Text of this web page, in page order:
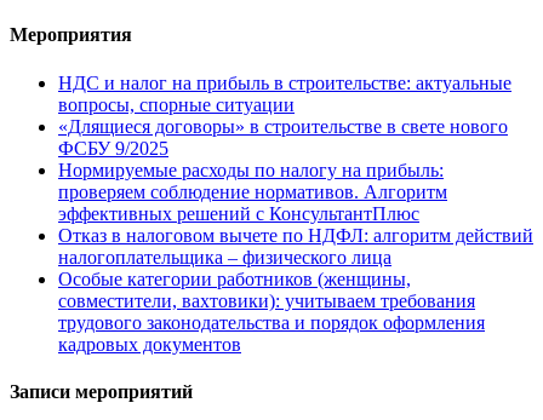
Мероприятия
НДС и налог на прибыль в строительстве: актуальные
вопросы, спорные ситуации
«Длящиеся договоры» в строительстве в свете нового
ФСБУ 9/2025
Нормируемые расходы по налогу на прибыль:
проверяем соблюдение нормативов. Алгоритм
эффективных решений с КонсультантПлюс
Отказ в налоговом вычете по НДФЛ: алгоритм действий
налогоплательщика – физического лица
Особые категории работников (женщины,
совместители, вахтовики): учитываем требования
трудового законодательства и порядок оформления
кадровых документов
Записи мероприятий